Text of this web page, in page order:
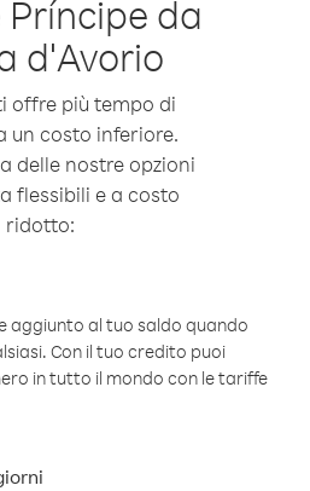
Príncipe da
d′Avorio
offre più tempo di
un costo inferiore.
delle nostre opzioni
flessibili e a costo
ridotto:
aggiunto al tuo saldo quando
Con il tuo credito puoi
in tutto il mondo con le tariffe